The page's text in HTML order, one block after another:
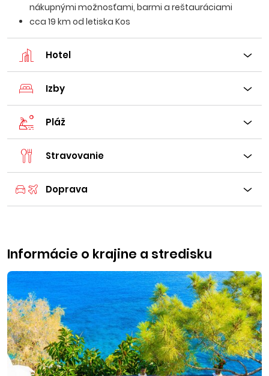
nákupnými možnosťami, barmi a reštauráciami
cca 19 km od letiska Kos
Hotel
Izby
Pláž
Stravovanie
Doprava
Informácie o krajine a stredisku